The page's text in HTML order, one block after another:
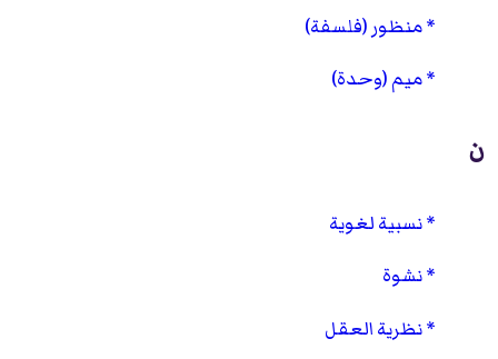
منظور (فلسفة)
ميم (وحدة)
ن
نسبية لغوية
نشوة
نظرية العقل